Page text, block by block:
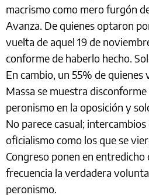
macrismo como mero furgón
Avanza. De quienes optaron
vuelta de aquel 19 de
conforme de haberlo hecho.
En cambio, un 55% de
Massa se muestra
peronismo en la oposición y
No parece casual;
oficialismo como los que se
Congreso ponen en entredicho
frecuencia la verdadera
peronismo.